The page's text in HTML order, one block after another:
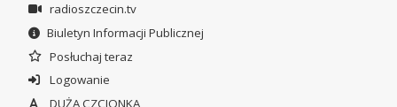
radioszczecin.tv
Biuletyn Informacji Publicznej
Posłuchaj teraz
Logowanie
DUŻA CZCIONKA